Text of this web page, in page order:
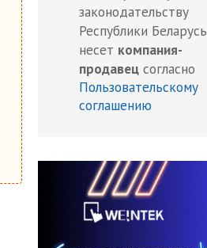
законодательству
Республики Беларусь
несет компания-
продавец согласно
Пользовательскому
соглашению